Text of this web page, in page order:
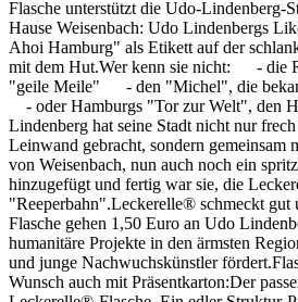
Flasche unterstützt die Udo-Lindenberg-
Hause Weisenbach: Udo Lindenbergs
Ahoi Hamburg" als Etikett auf der
mit dem Hut.Wer kenn sie nicht: - die
"geile Meile" - den "Michel", die
- oder Hamburgs "Tor zur Welt", den
Lindenberg hat seine Stadt nicht nur
Leinwand gebracht, sondern gemeinsam
von Weisenbach, nun auch noch ein
hinzugefügt und fertig war sie, die
"Reeperbahn".Leckerelle® schmeckt gut
Flasche gehen 1,50 Euro an Udo
humanitäre Projekte in den ärmsten
und junge Nachwuchskünstler
Wunsch auch mit Präsentkarton:Der